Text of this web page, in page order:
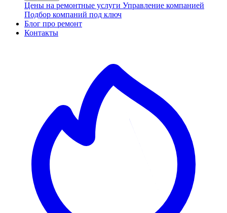
Цены на ремонтные услуги Управление компанией
Подбор компаний под ключ
Блог про ремонт
Контакты